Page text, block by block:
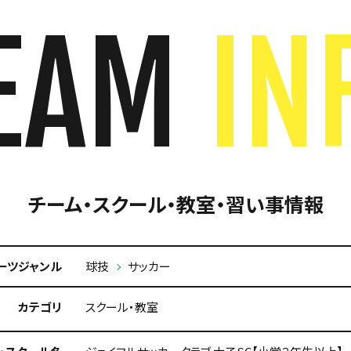
チーム・スクール・教室・習い事情報
ツジャンル 球技 サッカー
カテゴリ スクール・教室